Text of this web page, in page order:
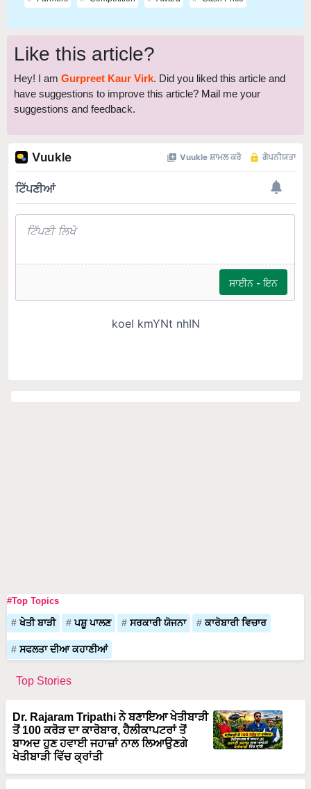
Like this article?
Hey! I am Gurpreet Kaur Virk. Did you liked this article and
have suggestions to improve this article? Mail me your
suggestions and feedback.
#Top Topics
ਖੇਤੀ ਬਾੜੀ ਪਸ਼ੂ ਪਾਲਣ ਸਰਕਾਰੀ ਯੋਜਨਾ ਕਾਰੋਬਾਰੀ ਵਿਚਾਰ
ਸਫਲਤਾ ਦੀਆ ਕਹਾਣੀਆਂ
Top Stories
Dr. Rajaram Tripathi ਨੇ ਬਣਾਇਆ ਖੇਤੀਬਾੜੀ
ਤੋਂ 100 ਕਰੋੜ ਦਾ ਕਾਰੋਬਾਰ, ਹੈਲੀਕਾਪਟਰਾਂ ਤੋਂ
ਬਾਅਦ ਹੁਣ ਹਵਾਈ ਜਹਾਜ਼ਾਂ ਨਾਲ ਲਿਆਉਣਗੇ
ਖੇਤੀਬਾੜੀ ਵਿੱਚ ਕ੍ਰਾਂਤੀ